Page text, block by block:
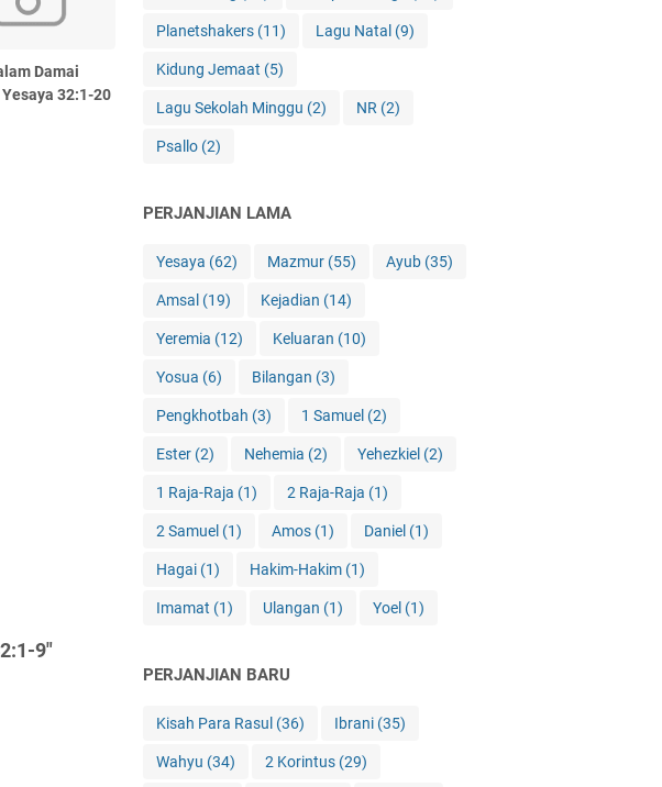
Damai
32:1-20
9"
Planetshakers (11) Lagu Natal (9)
Kidung Jemaat (5)
Lagu Sekolah Minggu (2) NR (2)
Psallo (2)
PERJANJIAN LAMA
Yesaya (62) Mazmur (55) Ayub (35)
Amsal (19) Kejadian (14)
Yeremia (12) Keluaran (10)
Yosua (6) Bilangan (3)
Pengkhotbah (3) 1 Samuel (2)
Ester (2) Nehemia (2) Yehezkiel (2)
1 Raja-Raja (1) 2 Raja-Raja (1)
2 Samuel (1) Amos (1) Daniel (1)
Hagai (1) Hakim-Hakim (1)
Imamat (1) Ulangan (1) Yoel (1)
PERJANJIAN BARU
Kisah Para Rasul (36) Ibrani (35)
Wahyu (34) 2 Korintus (29)